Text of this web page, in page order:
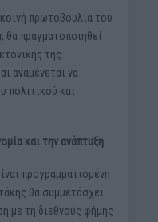
πρωτοβουλία του
θα πραγματοποιηθεί
της
αναμένεται να
πολιτικού και
και την ανάπτυξη
προγραμματισμένη
θα συμμετάσχει
με τη διεθνούς φήμης